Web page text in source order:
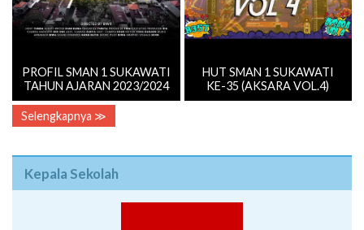
PROFIL SMAN 1 SUKAWATI
TAHUN AJARAN 2023/2024
HUT SMAN 1 SUKAWATI
KE-35 (AKSARA VOL.4)
Selengkapnya ≫
Kepala Sekolah